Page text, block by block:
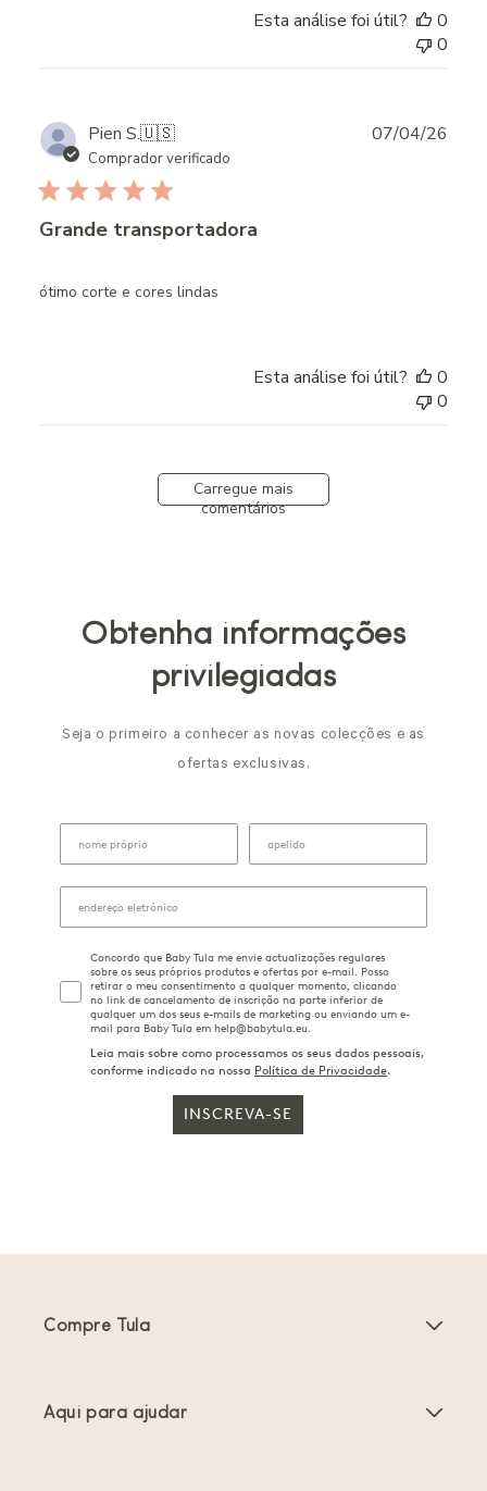
Esta análise foi útil?
0
0
Pien S.🇺🇸
Comprador verificado
Grande transportadora
ótimo corte e cores lindas
07/04/26
Esta análise foi útil?
0
0
Carregue mais
comentários
Obtenha informações
privilegiadas
Seja o primeiro a conhecer as novas colecções e as
ofertas exclusivas.
Concordo que Baby Tula me envie actualizações regulares
sobre os seus próprios produtos e ofertas por e-mail. Posso
retirar o meu consentimento a qualquer momento, clicando
no link de cancelamento de inscrição na parte inferior de
qualquer um dos seus e-mails de marketing ou enviando um e-
mail para Baby Tula em help@babytula.eu.
Leia mais sobre como processamos os seus dados pessoais,
conforme indicado na nossa Política de Privacidade.
INSCREVA-SE
Compre Tula
Aqui para ajudar